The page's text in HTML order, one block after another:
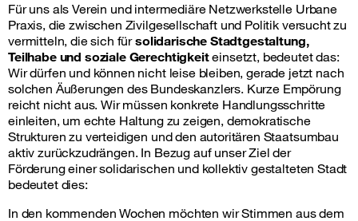
Für uns als Verein und intermediäre Netzwerkstelle Urbane
Praxis, die zwischen Zivilgesellschaft und Politik versucht zu
vermitteln, die sich fürsolidarische Stadtgestaltung,
Teilhabe und soziale Gerechtigkeiteinsetzt, bedeutet das:
Wir dürfen und können nicht leise bleiben, gerade jetzt nach
solchen Äußerungen des Bundeskanzlers. Kurze Empörung
reicht nicht aus. Wir müssen konkrete Handlungsschritte
einleiten, um echte Haltung zu zeigen, demokratische
Strukturen zu verteidigen und den autoritären Staatsumbau
aktiv zurückzudrängen. In Bezug auf unser Ziel der
Förderung einer solidarischen und kollektiv gestalteten Stadt
bedeutet dies:
In den kommenden Wochen möchten wir Stimmen aus dem